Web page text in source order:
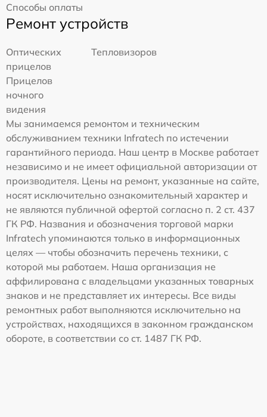
Способы оплаты
Ремонт устройств
Оптических
прицелов
Тепловизоров
Прицелов
ночного
видения
Мы занимаемся ремонтом и техническим
обслуживанием техники Infratech по истечении
гарантийного периода. Наш центр в Москве работает
независимо и не имеет официальной авторизации от
производителя. Цены на ремонт, указанные на сайте,
носят исключительно ознакомительный характер и
не являются публичной офертой согласно п. 2 ст. 437
ГК РФ. Названия и обозначения торговой марки
Infratech упоминаются только в информационных
целях — чтобы обозначить перечень техники, с
которой мы работаем. Наша организация не
аффилирована с владельцами указанных товарных
знаков и не представляет их интересы. Все виды
ремонтных работ выполняются исключительно на
устройствах, находящихся в законном гражданском
обороте, в соответствии со ст. 1487 ГК РФ.